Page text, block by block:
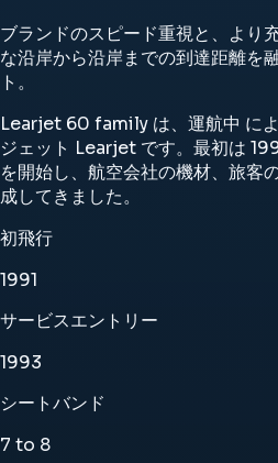
ブランドのスピード重視と、より
な沿岸から沿岸までの到達距離を
ト。
Learjet 60 family は、運航中 に
ジェット Learjet です。最初は
を開始し、航空会社の機材、旅客
成してきました。
初飛行
1991
サービスエントリー
1993
シートバンド
7 to 8